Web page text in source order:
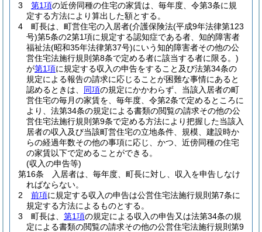
3
第1項の近傍同種の住宅の家賃は、毎年度、令第3条に規
定する方法により算出した額とする。
4
町長は、町営住宅の入居者(介護保険法(平成9年法律第123
号)第5条の2第1項に規定する認知症である者、知的障害者
福祉法(昭和35年法律第37号)にいう知的障害者その他の公
営住宅法施行規則第8条で定める者に該当する者に限る。)
が第1項に規定する収入の申告をすること及び法第34条の
規定による報告の請求に応じることが困難な事情にあると
認めるときは、 同項の規定にかかわらず、当該入居者の町
営住宅の毎月の家賃を、毎年度、令第2条で定めるところに
より、法第34条の規定による書類の閲覧の請求その他の公
営住宅法施行規則第9条で定める方法により把握した当該入
居者の収入及び当該町営住宅の立地条件、規模、建設時か
らの経過年数その他の事項に応じ、かつ、近傍同種の住宅
の家賃以下で定めることができる。
(収入の申告等)
第16条
入居者は、毎年度、町長に対し、収入を申告しなけ
ればならない。
2
前項に規定する収入の申告は公営住宅法施行規則第7条に
規定する方法によるものとする。
3
町長は、 第1項の規定による収入の申告又は法第34条の規
定による書類の閲覧の請求その他の公営住宅法施行規則第9